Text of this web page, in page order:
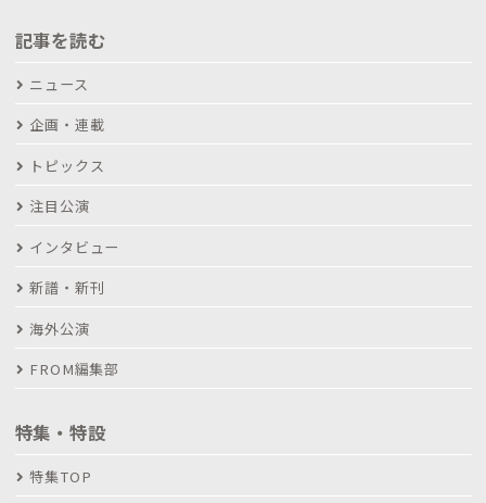
記事を読む
ニュース
企画・連載
トピックス
注目公演
インタビュー
新譜・新刊
海外公演
FROM編集部
特集・特設
特集TOP